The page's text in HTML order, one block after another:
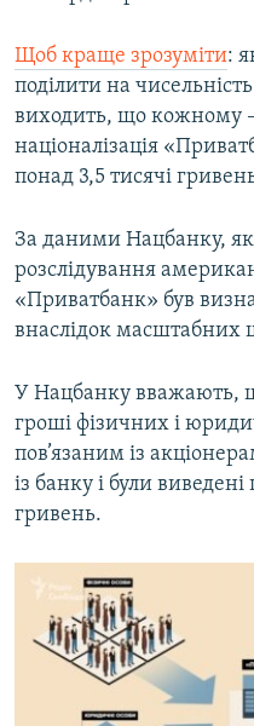
Щоб краще зрозуміти:
поділити на
виходить, що кожному
націоналізація
понад 3,5 тисячі
За даними Нацбанку,
розслідування
«Приватбанк» був
внаслідок масштабних
У Нацбанку вважають,
гроші фізичних і
пов’язаним із
із банку і були
гривень.